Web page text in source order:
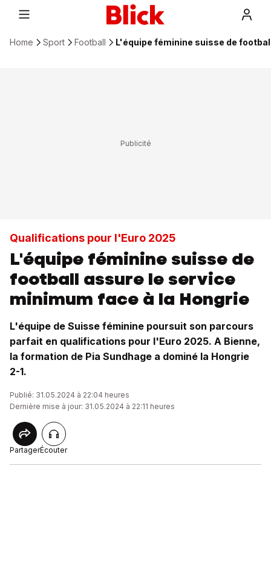
Home Sport Football L'équipe féminine suisse de
Qualifications pour l'Euro 2025
L'équipe féminine suisse de
football assure le service
minimum face à la Hongrie
L'équipe de Suisse féminine poursuit son parcours
parfait en qualifications pour l'Euro 2025. A Bienne,
la formation de Pia Sundhage a dominé la Hongrie
2-1.
Publié: 31.05.2024 à 22:04 heures
Dernière mise à jour: 31.05.2024 à 22:11 heures
PartagerÉcouter